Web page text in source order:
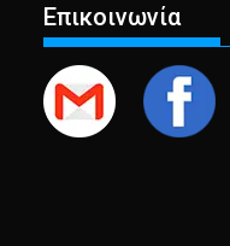
Επικοινωνία